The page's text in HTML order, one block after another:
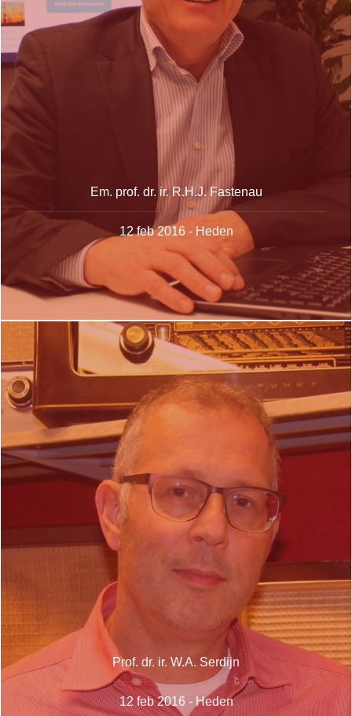
Em. prof. dr. ir. R.H.J. Fastenau
12 feb 2016 - Heden
Prof. dr. ir. W.A. Serdijn
12 feb 2016 - Heden